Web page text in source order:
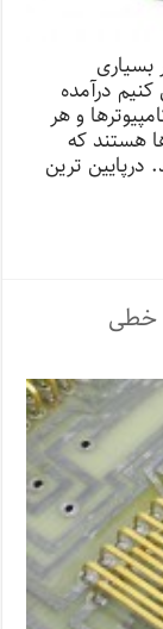
درآمده
و هر
هستند که
درپایین ترین
خطی